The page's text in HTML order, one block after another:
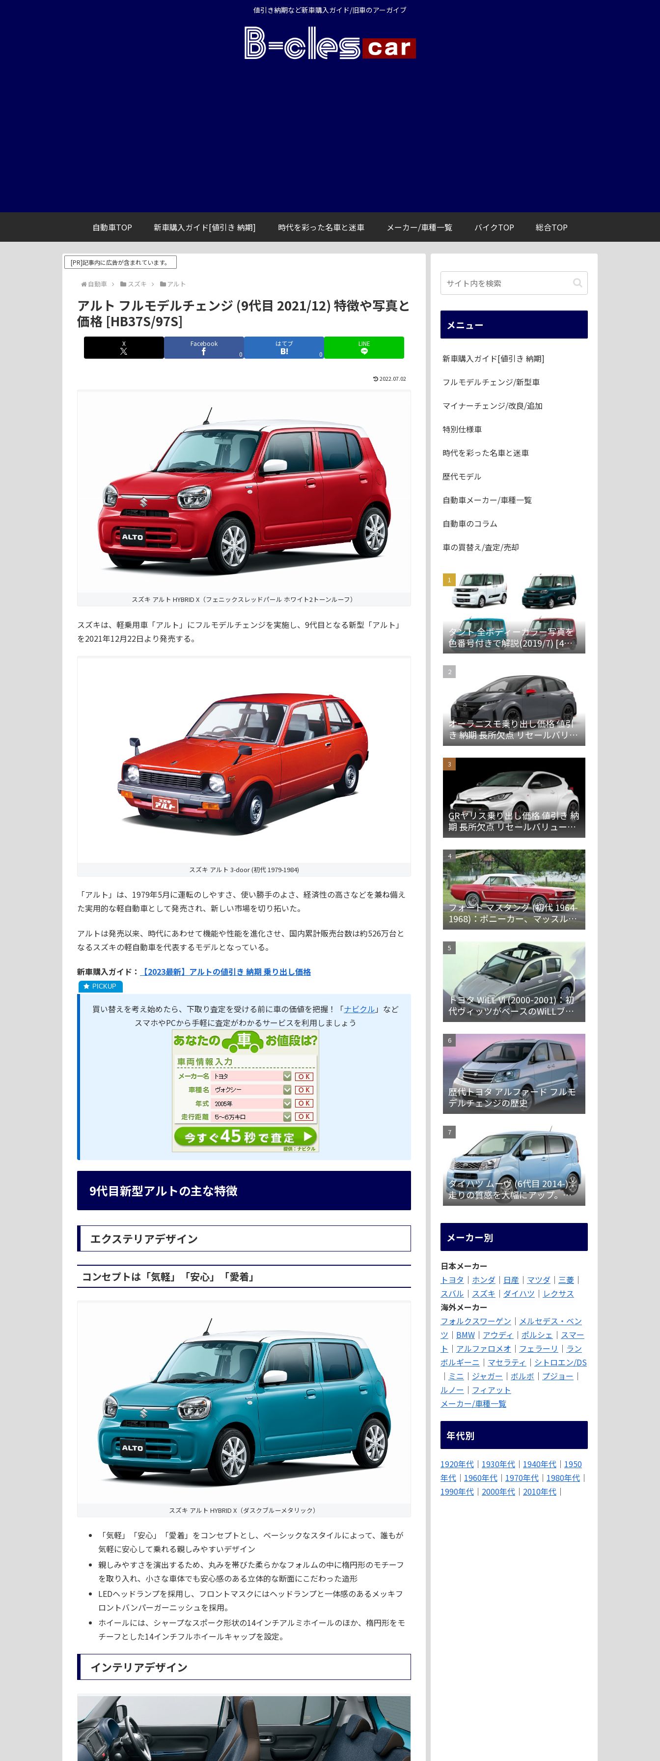
値引き納期など新車購入ガイド/旧車のアーガイブ
自動車TOP 新車購入ガイド[値引き 納期] 時代を彩った名車と迷車 メーカー/車種一覧 バイクTOP 総合TOP
[PR]記事内に広告が含まれています。
自動車 スズキ アルト
アルト フルモデルチェンジ (9代目 2021/12) 特徴や写真と
価格 [HB37S/97S]
X
Facebook
0
はてブ
0
LINE
2022.07.02
スズキ アルト HYBRID X（フェニックスレッドパール ホワイト2トーンルーフ）
スズキは、軽乗用車「アルト」にフルモデルチェンジを実施し、9代目となる新型「アルト」
を2021年12月22日より発売する。
スズキ アルト 3-door (初代 1979-1984)
「アルト」は、1979年5月に運転のしやすさ、使い勝手のよさ、経済性の高さなどを兼ね備え
た実用的な軽自動車として発売され、新しい市場を切り拓いた。
アルトは発売以来、時代にあわせて機能や性能を進化させ、国内累計販売台数は約526万台と
なるスズキの軽自動車を代表するモデルとなっている。
新車購入ガイド： 【2023最新】アルトの値引き 納期 乗り出し価格
買い替えを考え始めたら、下取り査定を受ける前に車の価値を把握！「ナビクル 」など
スマホやPCから手軽に査定がわかるサービスを利用しましょう
9代目新型アルトの主な特徴
エクステリアデザイン
コンセプトは「気軽」「安心」「愛着」
スズキ アルト HYBRID X（ダスクブルーメタリック）
「気軽」「安心」「愛着」をコンセプトとし、ベーシックなスタイルによって、誰もが
気軽に安心して乗れる親しみやすいデザイン
親しみやすさを演出するため、丸みを帯びた柔らかなフォルムの中に楕円形のモチーフ
を取り入れ、小さな車体でも安心感のある立体的な断面にこだわった造形
LEDヘッドランプを採用し、フロントマスクにはヘッドランプと一体感のあるメッキフ
ロントバンパーガーニッシュを採用。
ホイールには、シャープなスポーク形状の14インチアルミホイールのほか、楕円形をモ
チーフとした14インチフルホイールキャップを設定。
インテリアデザイン
メニュー
新車購入ガイド[値引き 納期]
フルモデルチェンジ/新型車
マイナーチェンジ/改良/追加
特別仕様車
時代を彩った名車と迷車
歴代モデル
自動車メーカー/車種一覧
自動車のコラム
車の買替え/査定/売却
タント 全ボディーカラー写真を
色番号付きで解説(2019/7) [4代
目 LA650S/660S]
オーラニスモ乗り出し価格 値引
き 納期 長所欠点 リセールバリュ
ーを解説
GRヤリス乗り出し価格 値引き 納
期 長所欠点 リセールバリューを
解説
フォード マスタング (初代 1964-
1968)：ポニーカー、マッスルカ
ーの愛称で親しまれ大ヒット
トヨタ WiLL Vi (2000-2001)：初
代ヴィッツがベースのWiLLブラ
ンド第一弾 [NCP19]
歴代トヨタ アルファード フルモ
デルチェンジの歴史
ダイハツ ムーヴ (6代目 2014-)：
走りの質感を大幅にアップ。安
全装備を強化 [LA150/160S]
メーカー別
日本メーカー
トヨタ ｜ ホンダ ｜ 日産 ｜ マツダ ｜ 三菱 ｜
スバル ｜ スズキ ｜ ダイハツ ｜ レクサス
海外メーカー
フォルクスワーゲン ｜ メルセデス・ベン
ツ ｜ BMW ｜ アウディ ｜ ポルシェ ｜ スマー
ト ｜ アルファロメオ ｜ フェラーリ ｜ ラン
ボルギーニ ｜ マセラティ ｜ シトロエン/DS
｜ ミニ ｜ ジャガー ｜ ボルボ ｜ プジョー ｜
ルノー ｜ フィアット
メーカー/車種一覧
年代別
1920年代 ｜ 1930年代 ｜ 1940年代 ｜ 1950
年代 ｜ 1960年代 ｜ 1970年代 ｜ 1980年代 ｜
1990年代 ｜ 2000年代 ｜ 2010年代 ｜